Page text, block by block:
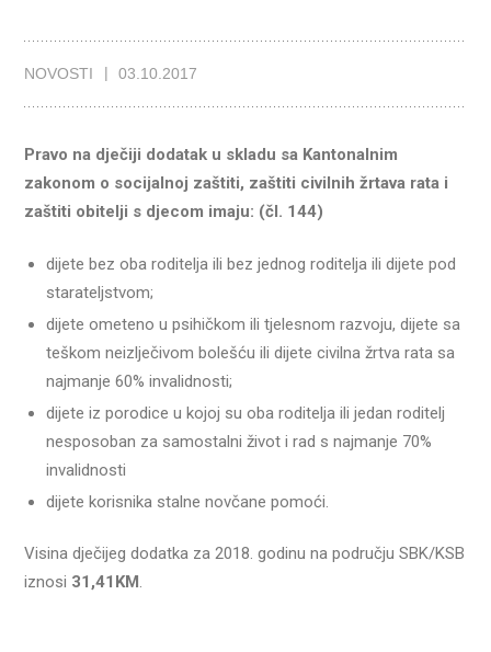
NOVOSTI 03.10.2017
Pravo na dječiji dodatak u skladu sa Kantonalnim
zakonom o socijalnoj zaštiti, zaštiti civilnih žrtava rata i
zaštiti obitelji s djecom imaju: (čl. 144)
dijete bez oba roditelja ili bez jednog roditelja ili dijete pod
starateljstvom;
dijete ometeno u psihičkom ili tjelesnom razvoju, dijete sa
teškom neizlječivom bolešću ili dijete civilna žrtva rata sa
najmanje 60% invalidnosti;
dijete iz porodice u kojoj su oba roditelja ili jedan roditelj
nesposoban za samostalni život i rad s najmanje 70%
invalidnosti
dijete korisnika stalne novčane pomoći.
Visina dječijeg dodatka za 2018. godinu na području SBK/KSB
iznosi 31,41KM.